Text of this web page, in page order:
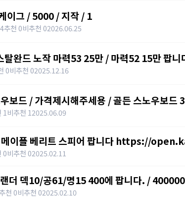
이그 / 5000 / 지작 / 1
추천 0비추천 02026.06.25
탈완드 노작 마력53 25만 / 마력52 15만 팝
open.kakao.com/o/sdHYKEcg
0비추천 02025.12.16
보드 / 가격제시해주세용 / 골든 스노우보드
1 비추천 12025.06.09
메이플 베리트 스피어 팝니다 https://
0비추천 02025.02.11
더 덱10/공61/명15 400에 팝니다. /
천 0비추천 02025.02.10